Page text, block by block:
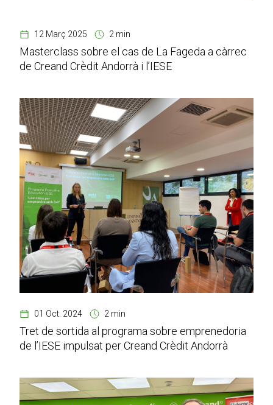
12 Març 2025 2 min
Masterclass sobre el cas de La Fageda a càrrec
de Creand Crèdit Andorrà i l’IESE
01 Oct. 2024 2 min
Tret de sortida al programa sobre emprenedoria
de l’IESE impulsat per Creand Crèdit Andorrà